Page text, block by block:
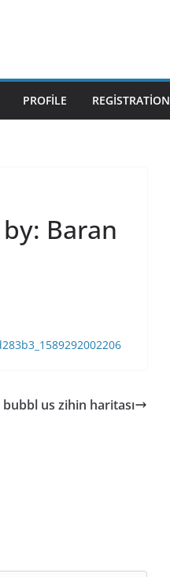
PROFILE REGISTRATION
Baran
bubbl us zihin haritası